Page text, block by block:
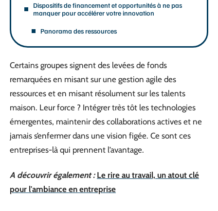
Dispositifs de financement et opportunités à ne pas
manquer pour accélérer votre innovation
Panorama des ressources
Certains groupes signent des levées de fonds
remarquées en misant sur une gestion agile des
ressources et en misant résolument sur les talents
maison. Leur force ? Intégrer très tôt les technologies
émergentes, maintenir des collaborations actives et ne
jamais s’enfermer dans une vision figée. Ce sont ces
entreprises-là qui prennent l’avantage.
A découvrir également : Le rire au travail, un atout clé
pour l'ambiance en entreprise